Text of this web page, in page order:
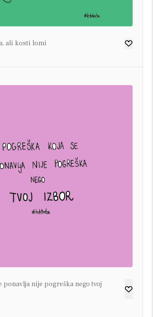
ali kosti lomi
ponavlja nije pogreška nego tvoj